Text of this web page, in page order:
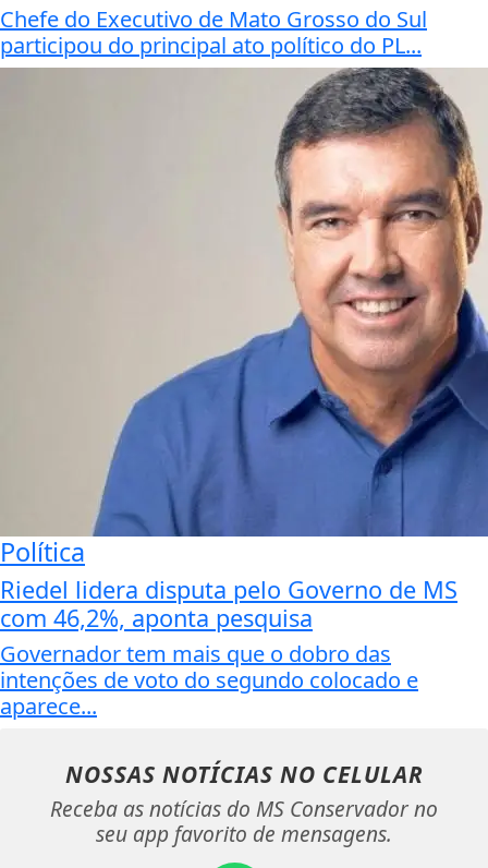
Chefe do Executivo de Mato Grosso do Sul
participou do principal ato político do PL...
Política
Riedel lidera disputa pelo Governo de MS
com 46,2%, aponta pesquisa
Governador tem mais que o dobro das
intenções de voto do segundo colocado e
aparece...
NOSSAS NOTÍCIAS NO CELULAR
Receba as notícias do MS Conservador no
seu app favorito de mensagens.